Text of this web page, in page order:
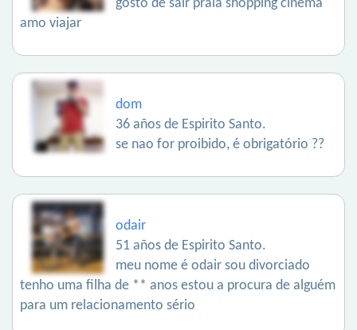
gosto de sair praia shopping cinema
amo viajar
dom
36 años de Espirito Santo.
se nao for proibido, é obrigatório ??
odair
51 años de Espirito Santo.
meu nome é odair sou divorciado
tenho uma filha de ** anos estou a procura de alguém
para um relacionamento sério